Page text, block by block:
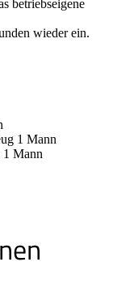
betriebseigene
wieder ein.
1 Mann
1 Mann